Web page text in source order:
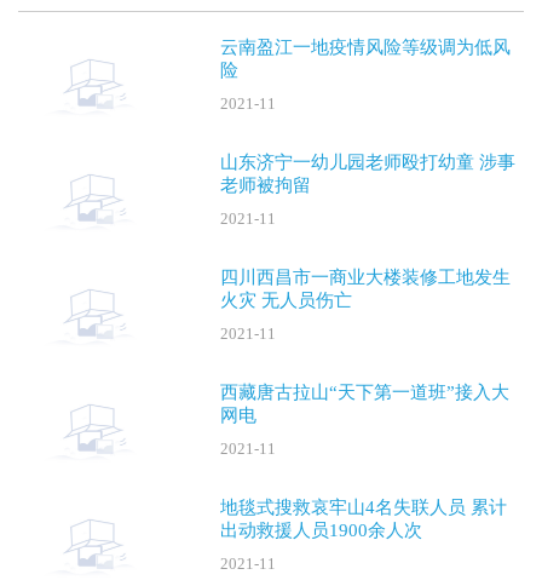
云南盈江一地疫情风险等级调为低风
险
2021-11
山东济宁一幼儿园老师殴打幼童 涉事
老师被拘留
2021-11
四川西昌市一商业大楼装修工地发生
火灾 无人员伤亡
2021-11
西藏唐古拉山“天下第一道班”接入大
网电
2021-11
地毯式搜救哀牢山4名失联人员 累计
出动救援人员1900余人次
2021-11